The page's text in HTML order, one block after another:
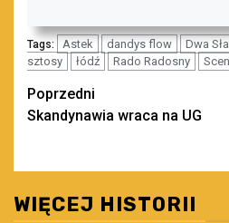
Tags: Astek dandys flow Dwa
sztosy
łódź Rado Radosny
Zobacz
wpisy
Poprzedni
Skandynawia wraca na UG
WIĘCEJ HISTORII